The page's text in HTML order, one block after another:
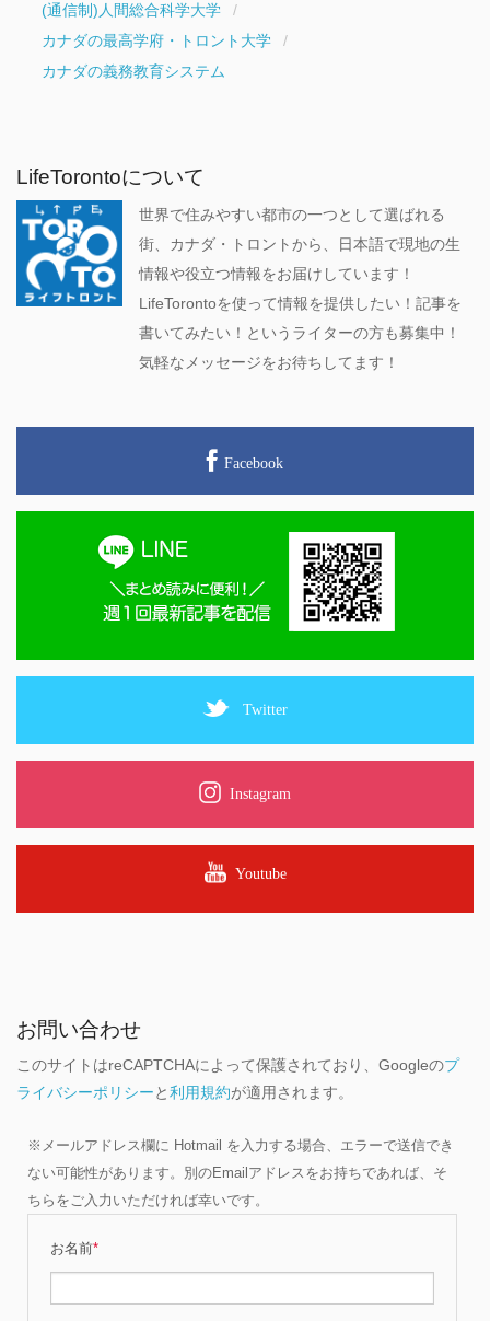
(通信制)人間総合科学大学
カナダの最高学府・トロント大学
カナダの義務教育システム
LifeTorontoについて
世界で住みやすい都市の一つとして選ばれる
街、カナダ・トロントから、日本語で現地の生
情報や役立つ情報をお届けしています！
LifeTorontoを使って情報を提供したい！記事を
書いてみたい！というライターの方も募集中！
気軽なメッセージをお待ちしてます！
Facebook
Twitter
Instagram
Youtube
お問い合わせ
このサイトはreCAPTCHAによって保護されており、Googleのプ
ライバシーポリシーと利用規約が適用されます。
※メールアドレス欄に Hotmail を入力する場合、エラーで送信でき
ない可能性があります。別のEmailアドレスをお持ちであれば、そ
ちらをご入力いただければ幸いです。
お名前*